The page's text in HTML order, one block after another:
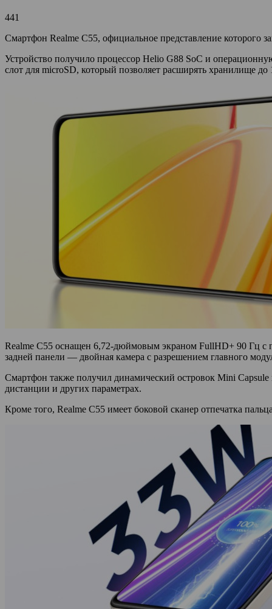
441
Смартфон Realme C55, официальное представление которого
Устройство получило процессор Helio G88 SoC и
слот для microSD, который позволяет расширять хранилище до
Realme C55 оснащен 6,72-дюймовым экраном FullHD+ 90 Гц с
задней панели — двойная камера с разрешением главного
Смартфон также получил динамический островок Mini
дистанции и других параметрах.
Кроме того, Realme C55 имеет боковой сканер отпечатка